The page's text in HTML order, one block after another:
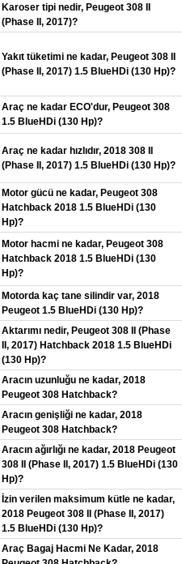
Karoser tipi nedir, Peugeot 308 II
(Phase II, 2017)?
Yakıt tüketimi ne kadar, Peugeot 308 II
(Phase II, 2017) 1.5 BlueHDi (130 Hp)?
Araç ne kadar ECO'dur, Peugeot 308
1.5 BlueHDi (130 Hp)?
Araç ne kadar hızlıdır, 2018 308 II
(Phase II, 2017) 1.5 BlueHDi (130 Hp)?
Motor gücü ne kadar, Peugeot 308
Hatchback 2018 1.5 BlueHDi (130
Hp)?
Motor hacmi ne kadar, Peugeot 308
Hatchback 2018 1.5 BlueHDi (130
Hp)?
Motorda kaç tane silindir var, 2018
Peugeot 1.5 BlueHDi (130 Hp)?
Aktarımı nedir, Peugeot 308 II (Phase
II, 2017) Hatchback 2018 1.5 BlueHDi
(130 Hp)?
Aracın uzunluğu ne kadar, 2018
Peugeot 308 Hatchback?
Aracın genişliği ne kadar, 2018
Peugeot 308 Hatchback?
Aracın ağırlığı ne kadar, 2018 Peugeot
308 II (Phase II, 2017) 1.5 BlueHDi (130
Hp)?
İzin verilen maksimum kütle ne kadar,
2018 Peugeot 308 II (Phase II, 2017)
1.5 BlueHDi (130 Hp)?
Araç Bagaj Hacmi Ne Kadar, 2018